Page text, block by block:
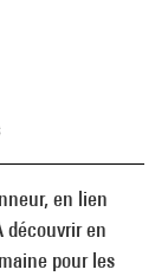
en lien
découvrir en
pour les